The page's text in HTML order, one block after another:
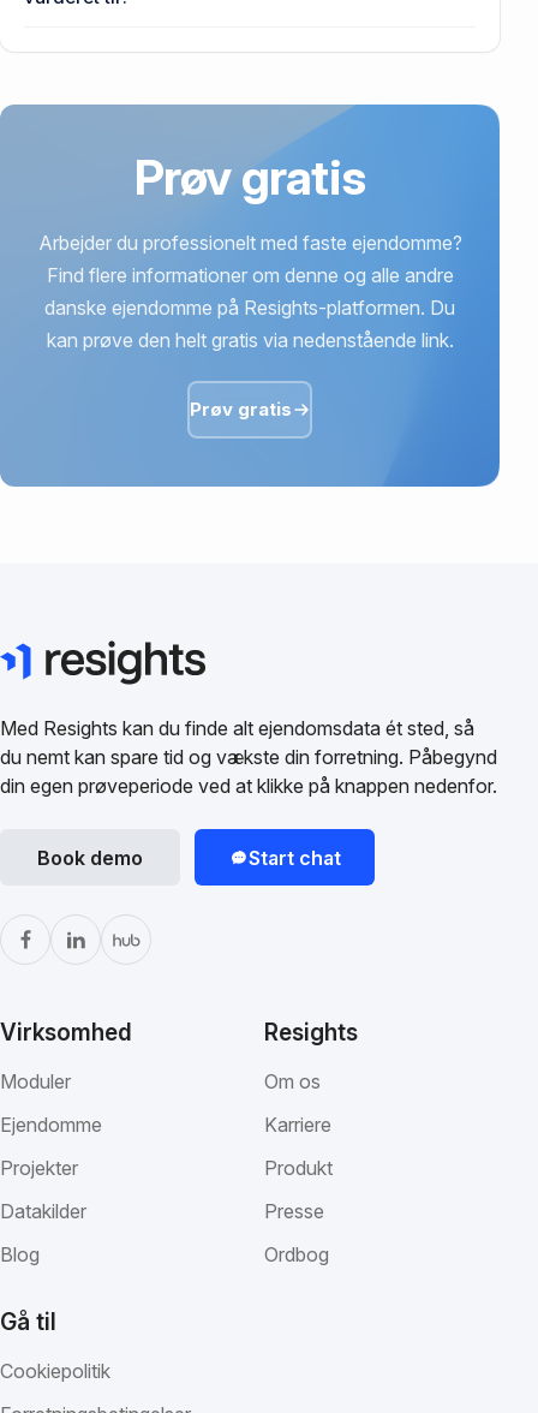
Prøv gratis
Arbejder du professionelt med faste ejendomme?
Find flere informationer om denne og alle andre
danske ejendomme på Resights-platformen. Du
kan prøve den helt gratis via nedenstående link.
Prøv gratis
Med Resights kan du finde alt ejendomsdata ét sted, så
du nemt kan spare tid og vækste din forretning. Påbegynd
din egen prøveperiode ved at klikke på knappen nedenfor.
Book demo Start chat
Virksomhed
Moduler
Ejendomme
Projekter
Datakilder
Blog
Resights
Om os
Karriere
Produkt
Presse
Ordbog
Gå til
Cookiepolitik